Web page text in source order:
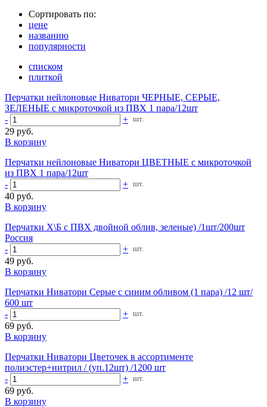
Сортировать по:
цене
названию
популярности
списком
плиткой
Перчатки нейлоновые Ниватори ЧЕРНЫЕ, СЕРЫЕ,
ЗЕЛЕНЫЕ с микроточкой из ПВХ 1 пара/12шт
-
+ шт.
29 руб.
В корзину
Перчатки нейлоновые Ниватори ЦВЕТНЫЕ с микроточкой
из ПВХ 1 пара/12шт
-
+ шт.
40 руб.
В корзину
Перчатки Х\Б с ПВХ двойной облив, зеленые) /1шт/200шт
Россия
-
+ шт.
49 руб.
В корзину
Перчатки Ниватори Серые с синим обливом (1 пара) /12 шт/
600 шт
-
+ шт.
69 руб.
В корзину
Перчатки Ниватори Цветочек в ассортименте
полиэстер+нитрил / (уп.12шт) /1200 шт
-
+ шт.
69 руб.
В корзину